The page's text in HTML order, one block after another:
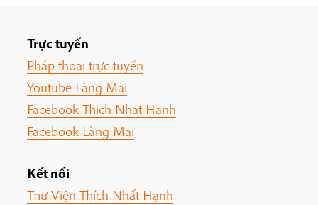
Trực tuyến
Pháp thoại trực tuyến
Youtube Làng Mai
Facebook Thich Nhat Hanh
Facebook Làng Mai
Kết nối
Thư Viện Thích Nhất Hạnh